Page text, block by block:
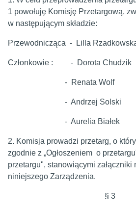
1 powołuję Komisję Przetargową,
w następującym składzie:
Przewodnicząca - Lilla
Członkowie : - Dorota Chudzik
- Renata Wolf
- Andrzej Solski
- Aurelia Białek
2. Komisja prowadzi przetarg, o
zgodnie z „Ogłoszeniem o
przetargu", stanowiącymi załączniki
niniejszego Zarządzenia.
§ 3